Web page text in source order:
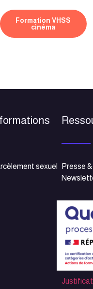
Formation VHSS
cinéma
sexuel
Presse